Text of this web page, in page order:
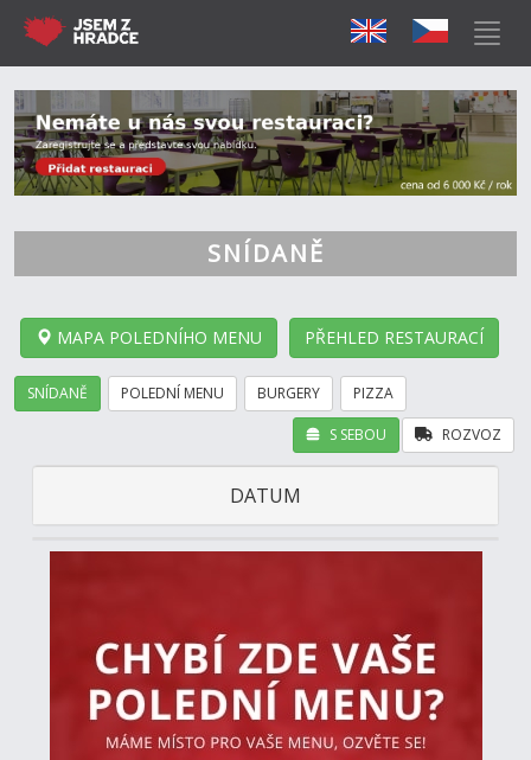
SNÍDANĚ
MAPA POLEDNÍHO MENU PŘEHLED RESTAURACÍ
SNÍDANĚ POLEDNÍ MENU BURGERY PIZZA
ROZVOZ
S SEBOU
DATUM